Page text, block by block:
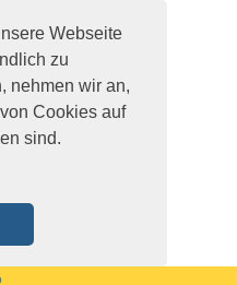
Webseite
zu
nehmen wir an,
Cookies auf
sind.